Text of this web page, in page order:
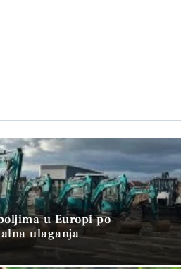
u Europi po
ulaganja